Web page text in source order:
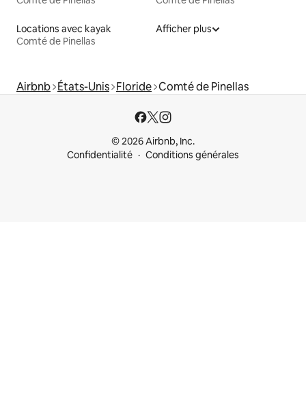
Locations avec kayak
Comté de Pinellas
Afficher plus
Airbnb États-Unis Floride Comté de Pinellas
© 2026 Airbnb, Inc.
Confidentialité
Conditions générales